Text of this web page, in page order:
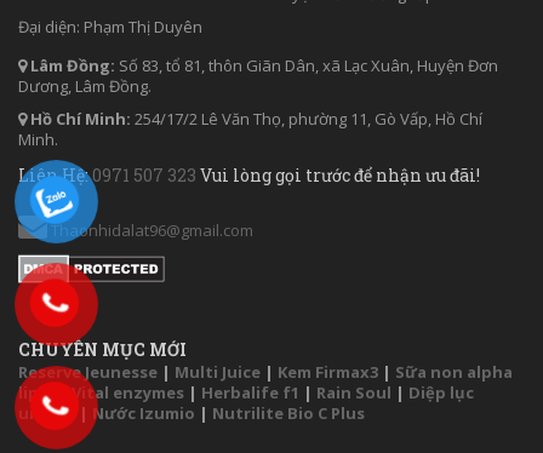
Đại diện: Phạm Thị Duyên
Lâm Đồng: Số 83, tổ 81, thôn Giãn Dân, xã Lạc Xuân, Huyện Đơn
Dương, Lâm Đồng.
Hồ Chí Minh: 254/17/2 Lê Văn Thọ, phường 11, Gò Vấp, Hồ Chí
Minh.
Liên Hệ:0971 507 323 Vui lòng gọi trước để nhận ưu đãi!
Thaonhidalat96@gmail.com
CHUYÊN MỤC MỚI
Reserve Jeunesse | Multi Juice | Kem Firmax3 | Sữa non alpha
lipid
|Vital enzymes | Herbalife f1 | Rain Soul | Diệp lục
unicity | Nước Izumio | Nutrilite Bio C Plus